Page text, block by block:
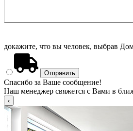
докажите, что вы человек, выбрав
Спасибо за Ваше сообщение!
Наш менеджер свяжется с Вами в